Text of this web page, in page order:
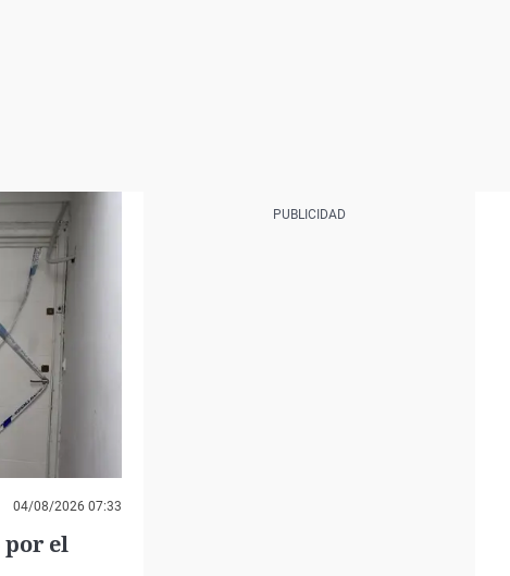
04/08/2026 07:33
por el